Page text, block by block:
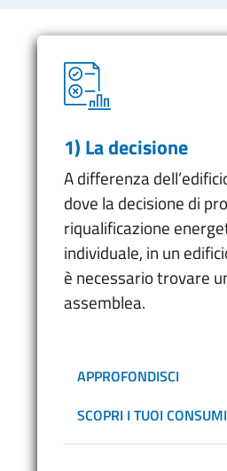
1) La decisione
A differenza
dove la decisione di
riqualificazione
individuale, in un
è necessario trovare
assemblea.
APPROFONDISCI
SCOPRI I TUOI